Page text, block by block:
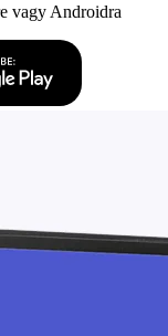
vagy Androidra